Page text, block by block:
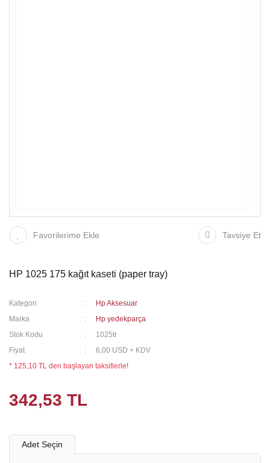
Favorilerime Ekle Tavsiye Et
HP 1025 175 kağıt kaseti (paper tray)
Kategori
Hp Aksesuar
Marka
Hp yedekparça
Stok Kodu
1025tr
Fiyat
6,00 USD + KDV
* 125,10 TL den başlayan taksitlerle!
342,53 TL
Adet Seçin